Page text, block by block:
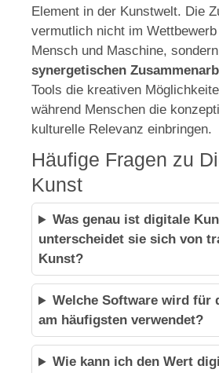
Element in der Kunstwelt. Die
vermutlich nicht im
Mensch und Maschine,
synergetischen
Tools die kreativen
während Menschen die
kulturelle Relevanz einbringen.
Häufige Fragen zu
Kunst
Was genau ist digitale
unterscheidet sie sich von
Kunst?
Welche Software wird für
am häufigsten verwendet?
Wie kann ich den Wert